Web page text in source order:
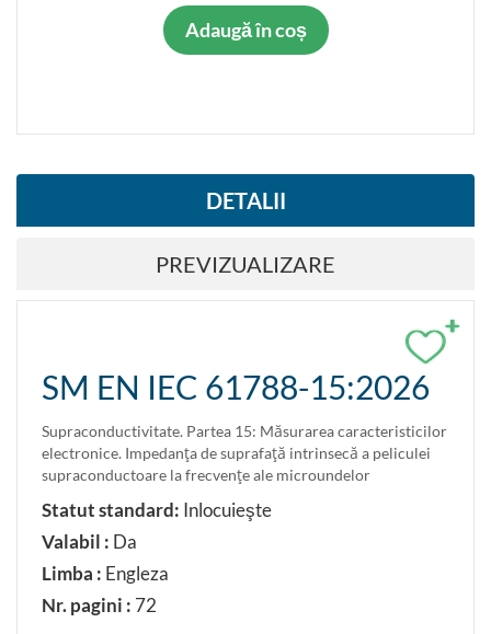
Adaugă în coș
DETALII
PREVIZUALIZARE
+
SM EN IEC 61788-15:2026
Supraconductivitate. Partea 15: Măsurarea caracteristicilor
electronice. Impedanţa de suprafaţă intrinsecă a peliculei
supraconductoare la frecvenţe ale microundelor
Statut standard: Inlocuieşte
Valabil : Da
Limba : Engleza
Nr. pagini : 72